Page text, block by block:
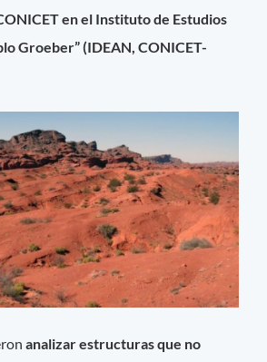
en el Instituto de Estudios
Groeber” (IDEAN, CONICET-
analizar estructuras que no